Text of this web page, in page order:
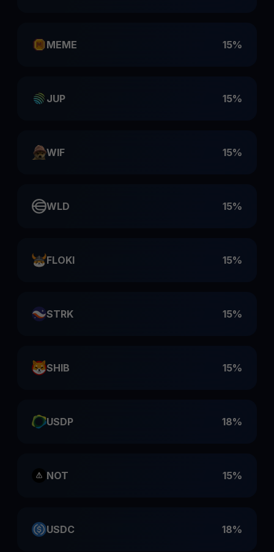
MEME 15%
JUP 15%
WIF 15%
WLD 15%
FLOKI 15%
STRK 15%
SHIB 15%
USDP 18%
NOT 15%
USDC 18%